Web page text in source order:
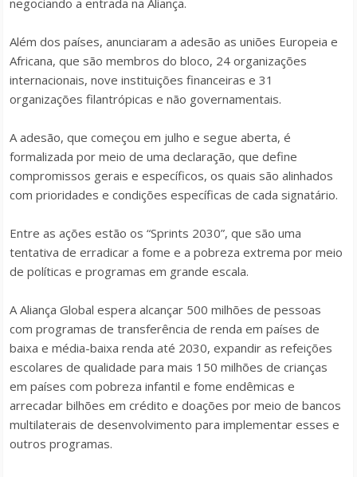
negociando a entrada na Aliança.
Além dos países, anunciaram a adesão as uniões Europeia e
Africana, que são membros do bloco, 24 organizações
internacionais, nove instituições financeiras e 31
organizações filantrópicas e não governamentais.
A adesão, que começou em julho e segue aberta, é
formalizada por meio de uma declaração, que define
compromissos gerais e específicos, os quais são alinhados
com prioridades e condições específicas de cada signatário.
Entre as ações estão os “Sprints 2030”, que são uma
tentativa de erradicar a fome e a pobreza extrema por meio
de políticas e programas em grande escala.
A Aliança Global espera alcançar 500 milhões de pessoas
com programas de transferência de renda em países de
baixa e média-baixa renda até 2030, expandir as refeições
escolares de qualidade para mais 150 milhões de crianças
em países com pobreza infantil e fome endêmicas e
arrecadar bilhões em crédito e doações por meio de bancos
multilaterais de desenvolvimento para implementar esses e
outros programas.